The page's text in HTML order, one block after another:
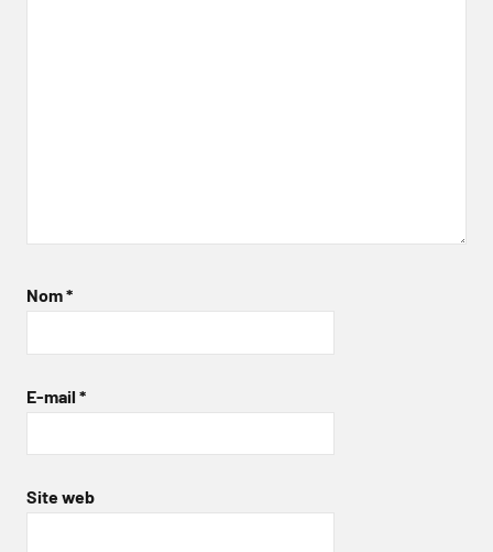
Nom*
E-mail *
Site web